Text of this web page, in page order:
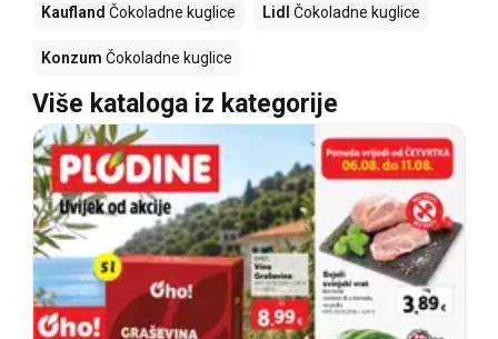
Kaufland Čokoladne kuglice Lidl Čokoladne kuglice
Konzum Čokoladne kuglice
Više kataloga iz kategorije